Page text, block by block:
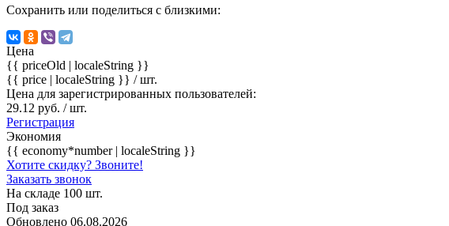
Сохранить или поделиться с близкими:
Цена
{{ priceOld | localeString }}
{{ price | localeString }} / шт.
Цена для зарегистрированных пользователей:
29.12 руб. / шт.
Регистрация
Экономия
{{ economy*number | localeString }}
Хотите скидку? Звоните!
Заказать звонок
На складе 100 шт.
Под заказ
Обновлено 06.08.2026